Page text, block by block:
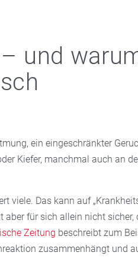
und
ein eingeschränkter
Kiefer, manchmal auch an
viele. Das kann auf
für sich allein nicht sicher,
Zeitung beschreibt zum
zusammenhängt und